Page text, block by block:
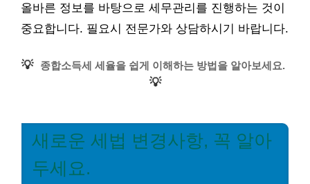
올바른 정보를 바탕으로 세무관리를 진행하는 것이
중요합니다. 필요시 전문가와 상담하시기 바랍니다.
💡 종합소득세 세율을 쉽게 이해하는 방법을 알아보세요.
💡
새로운 세법 변경사항, 꼭 알아
두세요.